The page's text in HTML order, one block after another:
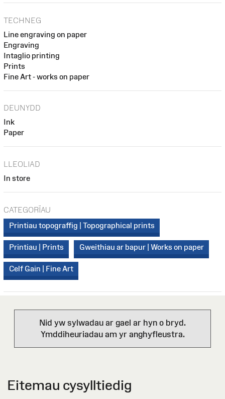
TECHNEG
Line engraving on paper
Engraving
Intaglio printing
Prints
Fine Art - works on paper
DEUNYDD
Ink
Paper
LLEOLIAD
In store
CATEGORÏAU
Printiau topograffig | Topographical prints
Printiau | Prints Gweithiau ar bapur | Works on paper
Celf Gain | Fine Art
Nid yw sylwadau ar gael ar hyn o bryd.
Ymddiheuriadau am yr anghyfleustra.
Eitemau cysylltiedig